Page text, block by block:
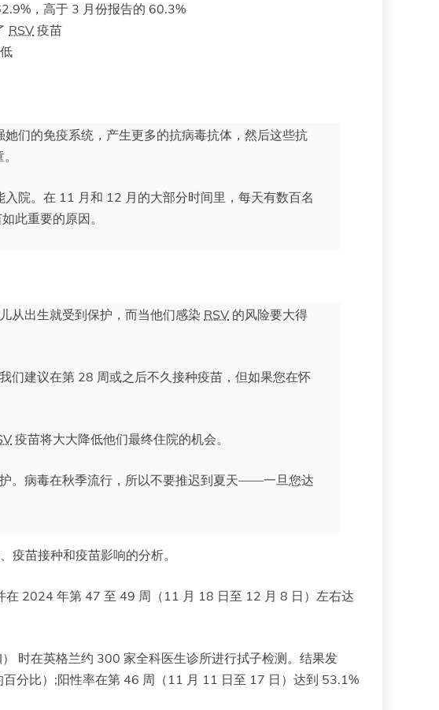
，高于 3 月份报告的 60.3%
RSV 疫苗
们的免疫系统，产生更多的抗病毒抗体，然后这些抗
院。在 11 月和 12 月的大部分时间里，每天有数百名
此重要的原因。
从出生就受到保护，而当他们感染 RSV 的风险要大得
们建议在第 28 周或之后不久接种疫苗，但如果您在怀
疫苗将大大降低他们最终住院的机会。
。病毒在秋季流行，所以不要推迟到夏天——一旦您达
疫苗接种和疫苗影响的分析。
2024 年第 47 至 49 周（11 月 18 日至 12 月 8 日）左右达
） 时在英格兰约 300 家全科医生诊所进行拭子检测。结果发
百分比）;阳性率在第 46 周（11 月 11 日至 17 日）达到 53.1%